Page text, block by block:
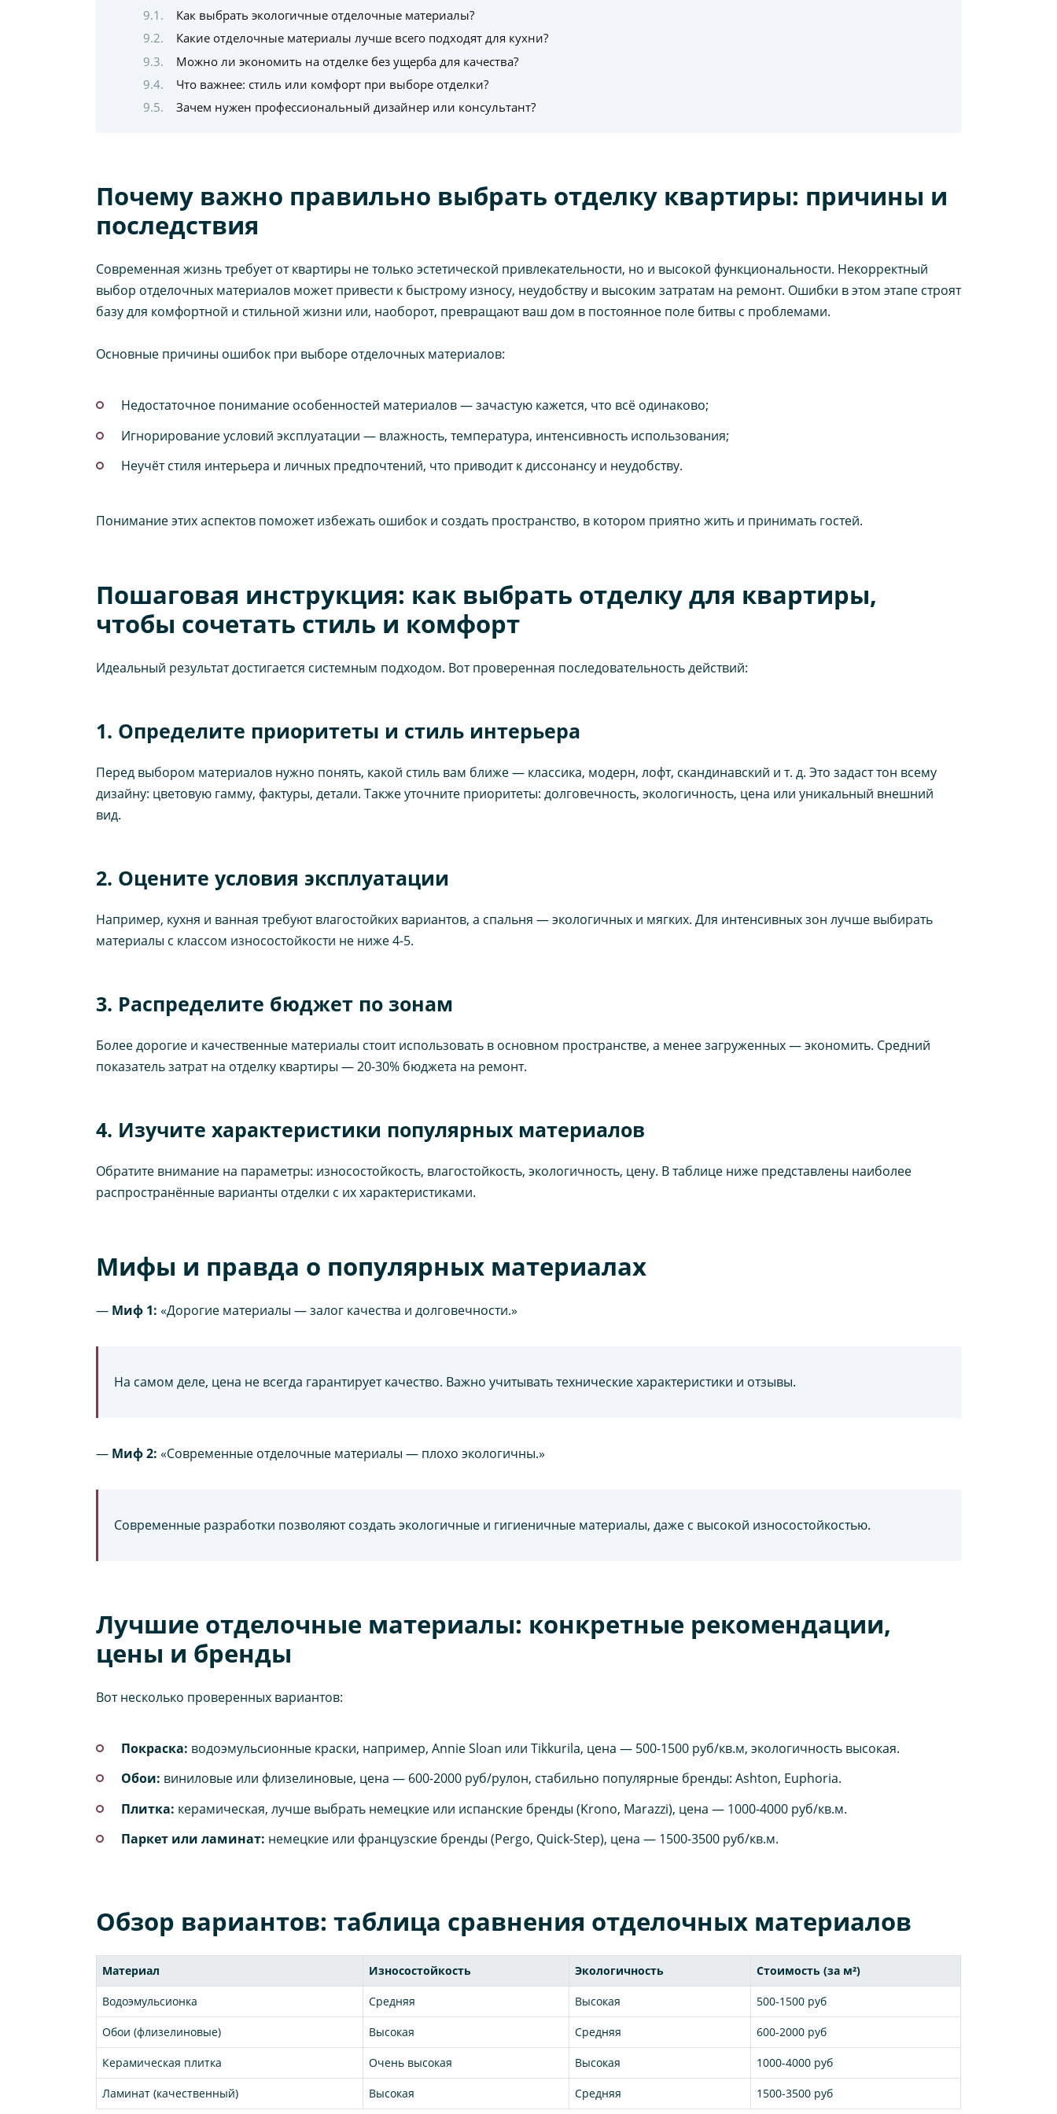
Как выбрать экологичные отделочные материалы?
Какие отделочные материалы лучше всего подходят для кухни?
Можно ли экономить на отделке без ущерба для качества?
Что важнее: стиль или комфорт при выборе отделки?
Зачем нужен профессиональный дизайнер или консультант?
Почему важно правильно выбрать отделку квартиры: причины и
последствия
Современная жизнь требует от квартиры не только эстетической привлекательности, но и высокой функциональности. Некорректный
выбор отделочных материалов может привести к быстрому износу, неудобству и высоким затратам на ремонт. Ошибки в этом этапе строят
базу для комфортной и стильной жизни или, наоборот, превращают ваш дом в постоянное поле битвы с проблемами.
Основные причины ошибок при выборе отделочных материалов:
Недостаточное понимание особенностей материалов — зачастую кажется, что всё одинаково;
Игнорирование условий эксплуатации — влажность, температура, интенсивность использования;
Неучёт стиля интерьера и личных предпочтений, что приводит к диссонансу и неудобству.
Понимание этих аспектов поможет избежать ошибок и создать пространство, в котором приятно жить и принимать гостей.
Пошаговая инструкция: как выбрать отделку для квартиры,
чтобы сочетать стиль и комфорт
Идеальный результат достигается системным подходом. Вот проверенная последовательность действий:
1. Определите приоритеты и стиль интерьера
Перед выбором материалов нужно понять, какой стиль вам ближе — классика, модерн, лофт, скандинавский и т. д. Это задаст тон всему
дизайну: цветовую гамму, фактуры, детали. Также уточните приоритеты: долговечность, экологичность, цена или уникальный внешний
вид.
2. Оцените условия эксплуатации
Например, кухня и ванная требуют влагостойких вариантов, а спальня — экологичных и мягких. Для интенсивных зон лучше выбирать
материалы с классом износостойкости не ниже 4-5.
3. Распределите бюджет по зонам
Более дорогие и качественные материалы стоит использовать в основном пространстве, а менее загруженных — экономить. Средний
показатель затрат на отделку квартиры — 20-30% бюджета на ремонт.
4. Изучите характеристики популярных материалов
Обратите внимание на параметры: износостойкость, влагостойкость, экологичность, цену. В таблице ниже представлены наиболее
распространённые варианты отделки с их характеристиками.
Мифы и правда о популярных материалах
— Миф 1: «Дорогие материалы — залог качества и долговечности.»
На самом деле, цена не всегда гарантирует качество. Важно учитывать технические характеристики и отзывы.
— Миф 2: «Современные отделочные материалы — плохо экологичны.»
Современные разработки позволяют создать экологичные и гигиеничные материалы, даже с высокой износостойкостью.
Лучшие отделочные материалы: конкретные рекомендации,
цены и бренды
Вот несколько проверенных вариантов:
Покраска: водоэмульсионные краски, например, Annie Sloan или Tikkurila, цена — 500-1500 руб/кв.м, экологичность высокая.
Обои: виниловые или флизелиновые, цена — 600-2000 руб/рулон, стабильно популярные бренды: Ashton, Euphoria.
Плитка: керамическая, лучше выбрать немецкие или испанские бренды (Krono, Marazzi), цена — 1000-4000 руб/кв.м.
Паркет или ламинат: немецкие или французские бренды (Pergo, Quick-Step), цена — 1500-3500 руб/кв.м.
Обзор вариантов: таблица сравнения отделочных материалов
Материал Износостойкость Экологичность Стоимость (за м²)
Водоэмульсионка Средняя Высокая 500-1500 руб
Обои (флизелиновые) Высокая Средняя 600-2000 руб
Керамическая плитка Очень высокая Высокая 1000-4000 руб
Ламинат (качественный) Высокая Средняя 1500-3500 руб